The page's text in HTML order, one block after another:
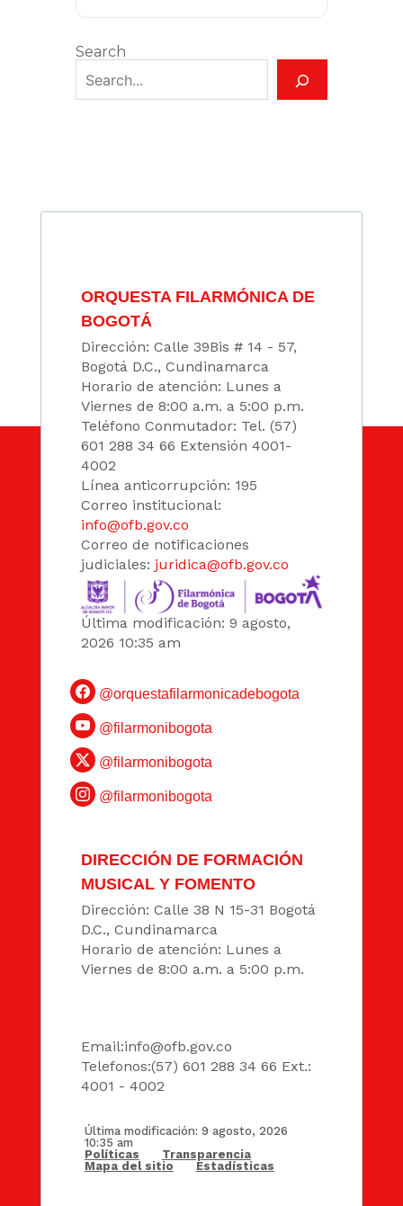
Search
ORQUESTA FILARMÓNICA DE
BOGOTÁ
Dirección: Calle 39Bis # 14 - 57,
Bogotá D.C., Cundinamarca
Horario de atención: Lunes a
Viernes de 8:00 a.m. a 5:00 p.m.
Teléfono Conmutador: Tel. (57)
601 288 34 66 Extensión 4001-
4002
Línea anticorrupción: 195
Correo institucional:
info@ofb.gov.co
Correo de notificaciones
judiciales: juridica@ofb.gov.co
Última modificación: 9 agosto,
2026 10:35 am
@orquestafilarmonicadebogota
@filarmonibogota
@filarmonibogota
@filarmonibogota
DIRECCIÓN DE FORMACIÓN
MUSICAL Y FOMENTO
Dirección: Calle 38 N 15-31 Bogotá
D.C., Cundinamarca
Horario de atención: Lunes a
Viernes de 8:00 a.m. a 5:00 p.m.
Email:info@ofb.gov.co
Telefonos:(57) 601 288 34 66 Ext.:
4001 - 4002
Última modificación: 9 agosto, 2026
10:35 am
Políticas
Transparencia
Mapa del sitio
Estadísticas